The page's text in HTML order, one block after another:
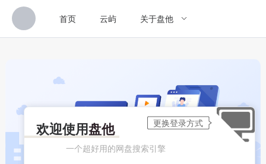
首页 云屿 关于盘他
欢迎使用盘他
一个超好用的网盘搜索引擎